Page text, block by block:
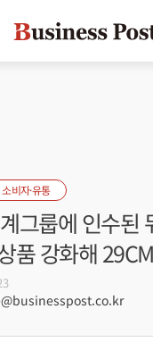
소비자·유통
그룹에 인수된
품 강화해